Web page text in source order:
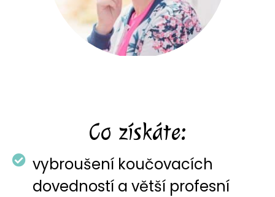
Co získáte:
vybroušení koučovacích
dovedností a větší profesní